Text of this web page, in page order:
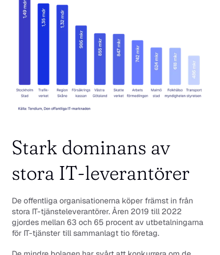
Stark dominans av
stora IT-leverantörer
De offentliga organisationerna köper främst in från
stora IT-tjänsteleverantörer. Åren 2019 till 2022
gjordes mellan 63 och 65 procent av utbetalningarna
för IT-tjänster till sammanlagt tio företag.